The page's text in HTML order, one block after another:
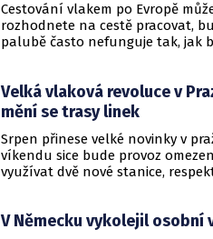
Cestování vlakem po Evropě
rozhodnete na cestě pracovat,
palubě často nefunguje tak, jak
často propagují Wi-Fi jako
trpělivosti než produktivity.
Velká vlaková revoluce v
mění se trasy linek
Srpen přinese velké novinky v
víkendu sice bude provoz
využívat dvě nové stanice,
V Německu vykolejil osobní